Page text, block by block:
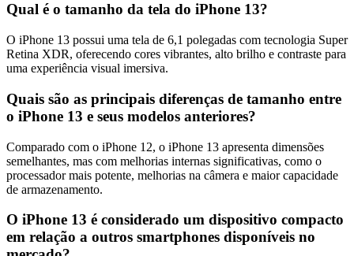
Qual é o tamanho da tela do iPhone 13?
O iPhone 13 possui uma tela de 6,1 polegadas com tecnologia Super
Retina XDR, oferecendo cores vibrantes, alto brilho e contraste para
uma experiência visual imersiva.
Quais são as principais diferenças de tamanho entre
o iPhone 13 e seus modelos anteriores?
Comparado com o iPhone 12, o iPhone 13 apresenta dimensões
semelhantes, mas com melhorias internas significativas, como o
processador mais potente, melhorias na câmera e maior capacidade
de armazenamento.
O iPhone 13 é considerado um dispositivo compacto
em relação a outros smartphones disponíveis no